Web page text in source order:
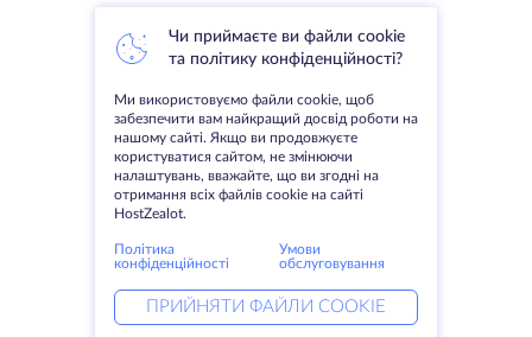
Чи приймаєте ви файли cookie
та політику конфіденційності?
Ми використовуємо файли cookie, щоб
забезпечити вам найкращий досвід роботи на
нашому сайті. Якщо ви продовжуєте
користуватися сайтом, не змінюючи
налаштувань, вважайте, що ви згодні на
отримання всіх файлів cookie на сайті
HostZealot.
Політика
конфіденційності
Умови
обслуговування
ПРИЙНЯТИ ФАЙЛИ COOKIE